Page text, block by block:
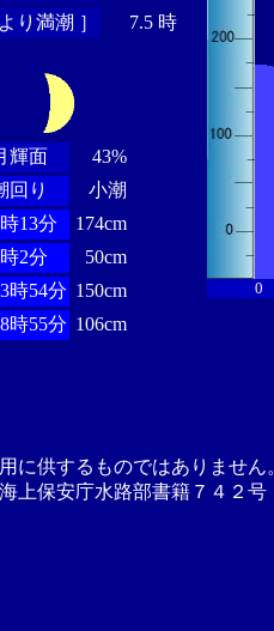
り満潮 ］
7.5 時
輝面
43%
回り
小潮
13分
174cm
2分
50cm
時54分 150cm
時55分 106cm
0
に供するものではありませ
上保安庁水路部書籍７４２